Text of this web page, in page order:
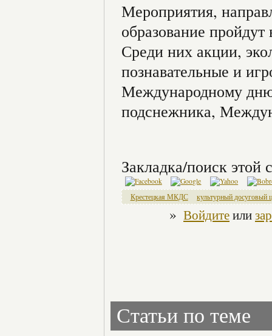
Мероприятия,
образование
Среди них акции,
познавательные и
Международному
подснежника,
Закладка/поиск этой
Крестецкая МКДС культурный досуговый
» Войдитеили
Статьи по теме